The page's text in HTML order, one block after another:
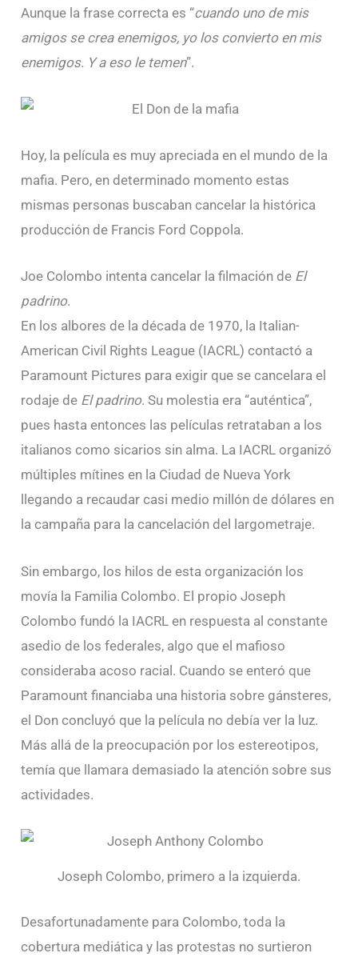
Aunque la frase correcta es “cuando uno de mis
amigos se crea enemigos, yo los convierto en mis
enemigos. Y a eso le temen”.
Hoy, la película es muy apreciada en el mundo de la
mafia. Pero, en determinado momento estas
mismas personas buscaban cancelar la histórica
producción de Francis Ford Coppola.
Joe Colombo intenta cancelar la filmación de El
padrino.
En los albores de la década de 1970, la Italian-
American Civil Rights League (IACRL) contactó a
Paramount Pictures para exigir que se cancelara el
rodaje de El padrino. Su molestia era “auténtica”,
pues hasta entonces las películas retrataban a los
italianos como sicarios sin alma. La IACRL organizó
múltiples mítines en la Ciudad de Nueva York
llegando a recaudar casi medio millón de dólares en
la campaña para la cancelación del largometraje.
Sin embargo, los hilos de esta organización los
movía la Familia Colombo. El propio Joseph
Colombo fundó la IACRL en respuesta al constante
asedio de los federales, algo que el mafioso
consideraba acoso racial. Cuando se enteró que
Paramount financiaba una historia sobre gánsteres,
el Don concluyó que la película no debía ver la luz.
Más allá de la preocupación por los estereotipos,
temía que llamara demasiado la atención sobre sus
actividades.
Joseph Colombo, primero a la izquierda.
Desafortunadamente para Colombo, toda la
cobertura mediática y las protestas no surtieron